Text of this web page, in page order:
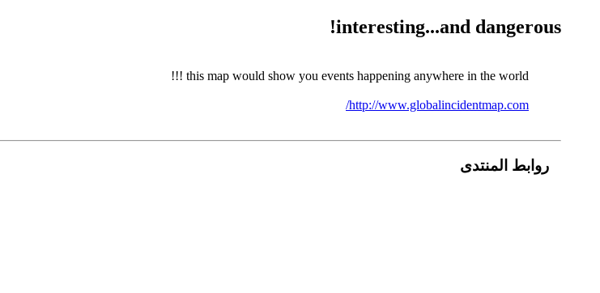
interesting...and dangerous!
this map would show you events happening anywhere in the world !!!
http://www.globalincidentmap.com/
روابط المنتدى